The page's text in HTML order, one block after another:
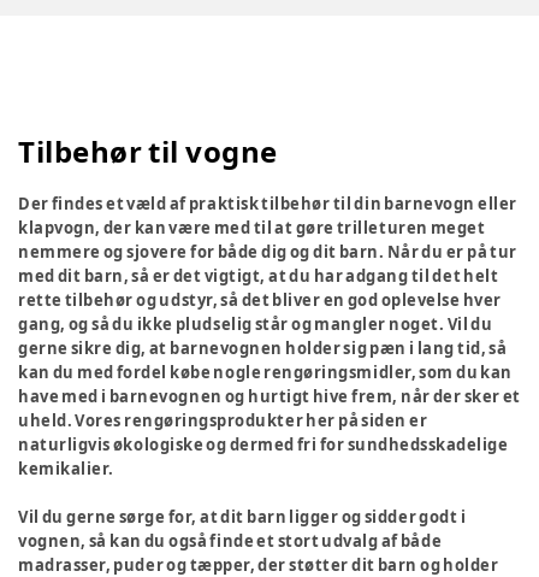
Tilbehør til vogne
Der findes et væld af praktisk tilbehør til din barnevogn eller
klapvogn, der kan være med til at gøre trilleturen meget
nemmere og sjovere for både dig og dit barn. Når du er på tur
med dit barn, så er det vigtigt, at du har adgang til det helt
rette tilbehør og udstyr, så det bliver en god oplevelse hver
gang, og så du ikke pludselig står og mangler noget. Vil du
gerne sikre dig, at barnevognen holder sig pæn i lang tid, så
kan du med fordel købe nogle rengøringsmidler, som du kan
have med i barnevognen og hurtigt hive frem, når der sker et
uheld. Vores rengøringsprodukter her på siden er
naturligvis økologiske og dermed fri for sundhedsskadelige
kemikalier.
Vil du gerne sørge for, at dit barn ligger og sidder godt i
vognen, så kan du også finde et stort udvalg af både
madrasser, puder og tæpper, der støtter dit barn og holder